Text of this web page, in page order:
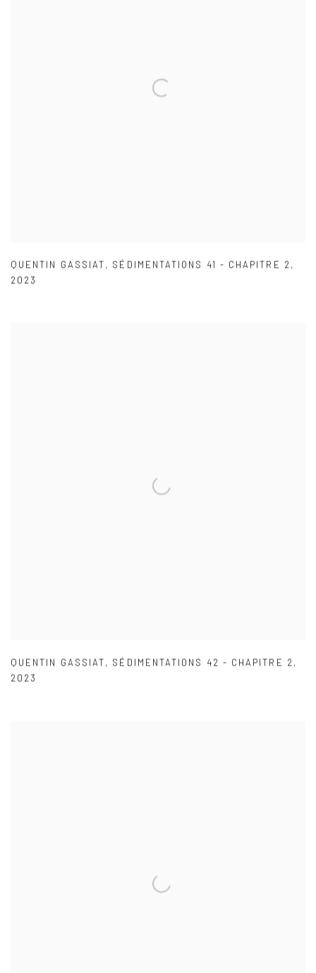
QUENTIN GASSIAT, SÉDIMENTATIONS 41 - CHAPITRE 2,
2023
QUENTIN GASSIAT, SÉDIMENTATIONS 42 - CHAPITRE 2,
2023